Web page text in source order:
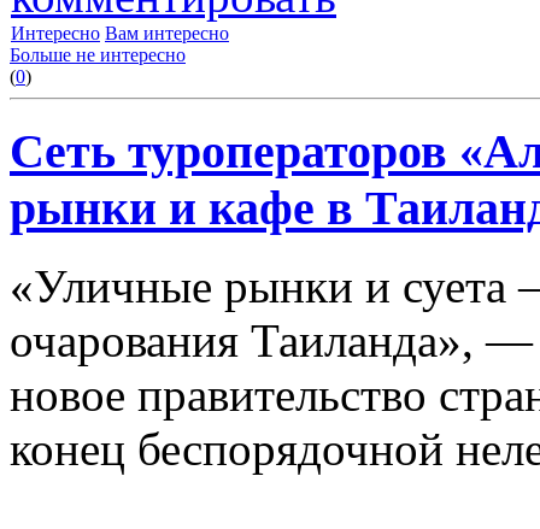
Интересно Вам интересно
Больше не интересно
(0)
Сеть туроператоров
рынки и кафе в
«Уличные рынки и суета
очарования Таиланда»,
новое правительство
конец беспорядочной